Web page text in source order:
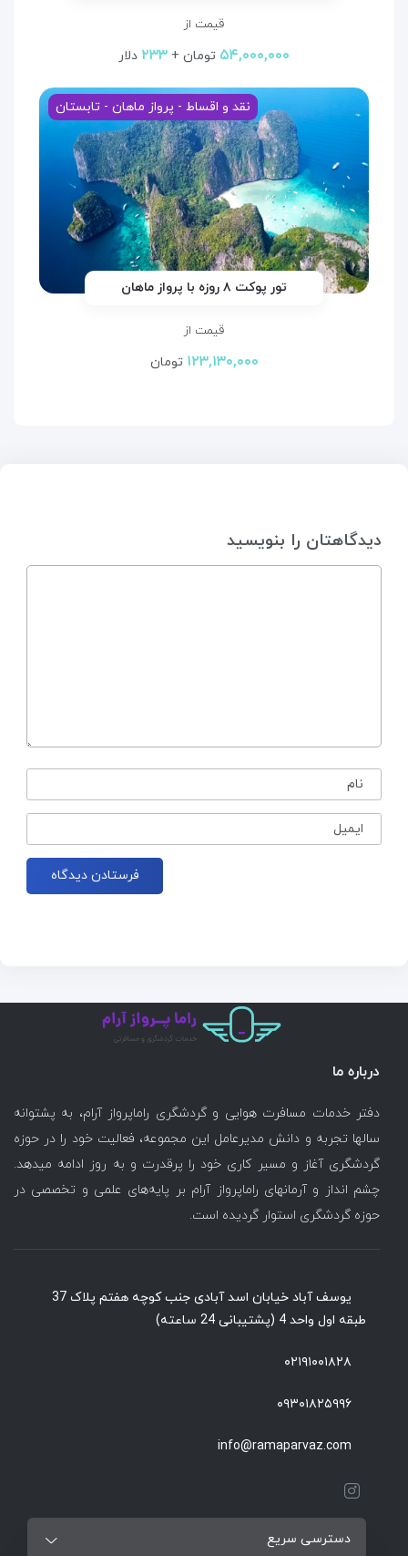
قیمت از
۵۴,۰۰۰,۰۰۰ تومان + ۲۳۳ دلار
نقد و اقساط - پرواز ماهان - تابستان
تور پوکت ۸ روزه با پرواز ماهان
قیمت از
۱۲۳,۱۳۰,۰۰۰ تومان
دیدگاهتان را بنویسید
نام
ایمیل
درباره ما
دفتر خدمات مسافرت هوایی و گردشگری راماپرواز آرام، به پشتوانه
سالها تجربه و دانش مدیرعامل این مجموعه، فعالیت خود را در حوزه
گردشگری آغاز و مسیر کاری خود را پرقدرت و به روز ادامه میدهد.
چشم انداز و آرمانهای راماپرواز آرام بر پایه‌های علمی و تخصصی در
حوزه گردشگری استوار گردیده است.
یوسف آباد خیابان اسد آبادی جنب کوچه هفتم پلاک 37
طبقه اول واحد 4 (پشتیبانی 24 ساعته)
۰۲۱۹۱۰۰۱۸۲۸
۰۹۳۰۱۸۲۵۹۹۶
info@ramaparvaz.com
دسترسی سریع